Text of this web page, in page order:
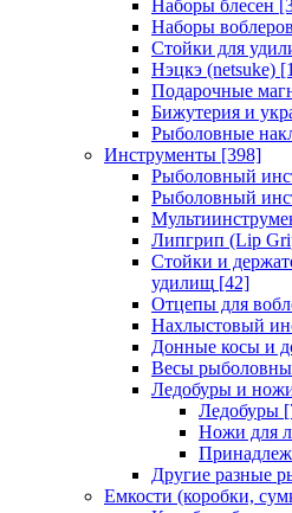
Наборы блесен
Наборы воблеров
Стойки для
Нэцкэ (netsuke)
Подарочные
Бижутерия и
Рыболовные
Инструменты [398]
Рыболовный
Рыболовный
Липгрип (Lip
Стойки и
удилищ [42]
Отцепы для
Нахлыстовый
Донные косы и
Весы
Ледобуры и
Ледобуры
Ножи для
Другие разные
Емкости (коробки,